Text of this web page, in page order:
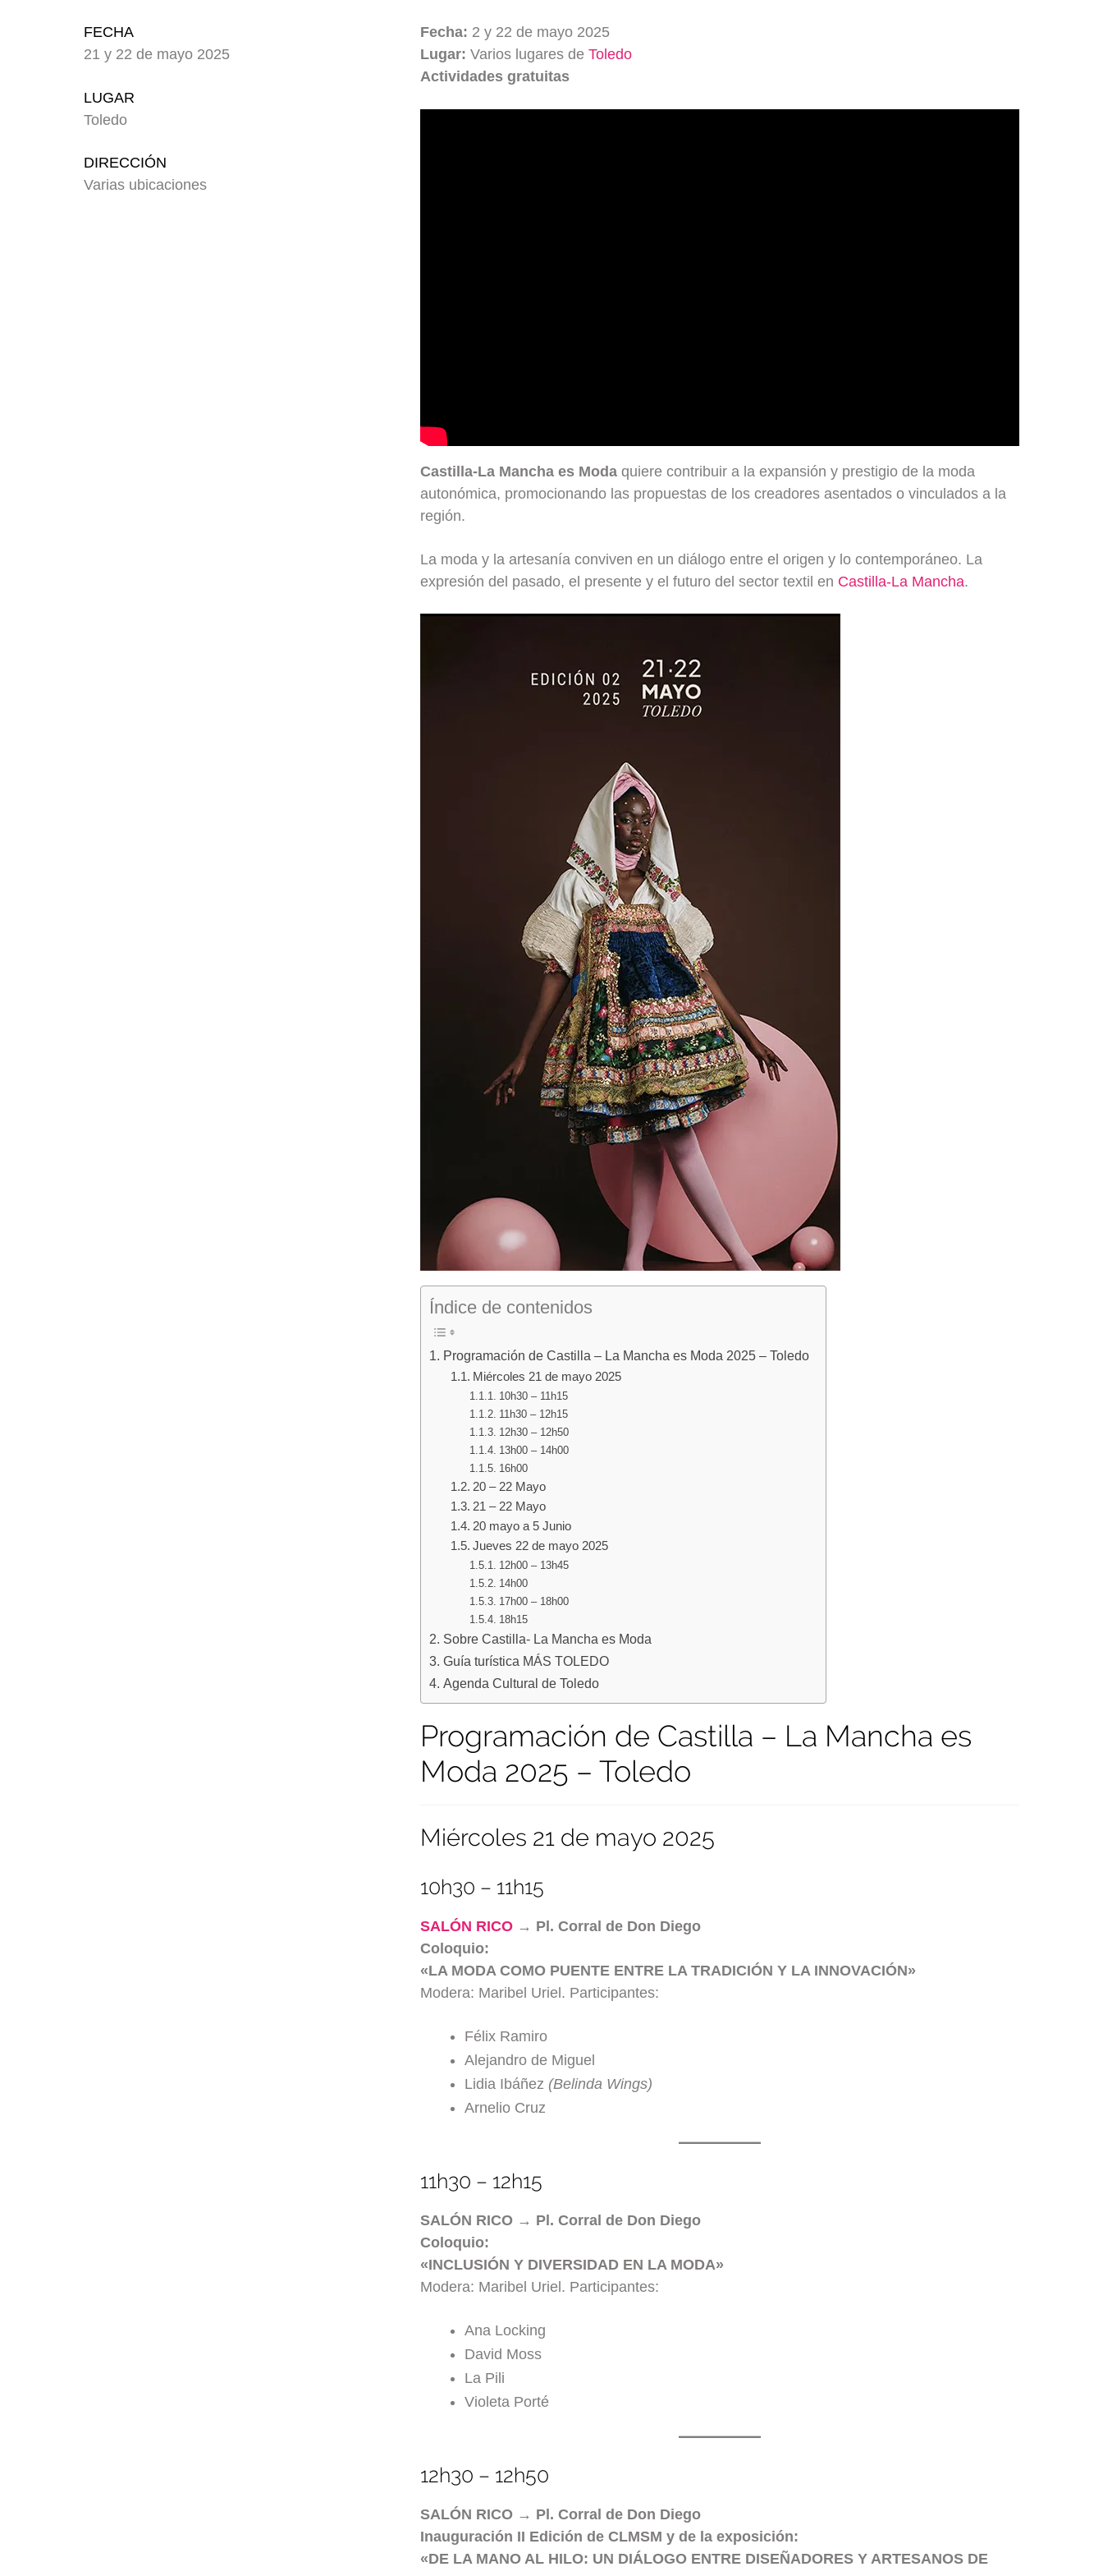
FECHA
21 y 22 de mayo 2025
LUGAR
Toledo
DIRECCIÓN
Varias ubicaciones
Fecha: 2 y 22 de mayo 2025
Lugar: Varios lugares deToledo
Actividades gratuitas
Castilla-La Mancha es Moda quiere contribuir a la expansión y prestigio de la moda
autonómica, promocionando las propuestas de los creadores asentados o vinculados a la
región.
La moda y la artesanía conviven en un diálogo entre el origen y lo contemporáneo. La
expresión del pasado, el presente y el futuro del sector textil en Castilla-La Mancha.
Índice de contenidos
Programación de Castilla – La Mancha es Moda 2025 – Toledo
Miércoles 21 de mayo 2025
10h30 – 11h15
11h30 – 12h15
12h30 – 12h50
13h00 – 14h00
16h00
20 – 22 Mayo
21 – 22 Mayo
20 mayo a 5 Junio
Jueves 22 de mayo 2025
12h00 – 13h45
14h00
17h00 – 18h00
18h15
Sobre Castilla- La Mancha es Moda
Guía turística MÁS TOLEDO
Agenda Cultural de Toledo
Programación de Castilla – La Mancha es
Moda 2025 – Toledo
Miércoles 21 de mayo 2025
10h30 – 11h15
SALÓN RICO → Pl. Corral de Don Diego
Coloquio:
«LA MODA COMO PUENTE ENTRE LA TRADICIÓN Y LA INNOVACIÓN»
Modera: Maribel Uriel. Participantes:
Félix Ramiro
Alejandro de Miguel
Lidia Ibáñez (Belinda Wings)
Arnelio Cruz
11h30 – 12h15
SALÓN RICO → Pl. Corral de Don Diego
Coloquio:
«INCLUSIÓN Y DIVERSIDAD EN LA MODA»
Modera: Maribel Uriel. Participantes:
Ana Locking
David Moss
La Pili
Violeta Porté
12h30 – 12h50
SALÓN RICO → Pl. Corral de Don Diego
Inauguración II Edición de CLMSM y de la exposición:
«DE LA MANO AL HILO: UN DIÁLOGO ENTRE DISEÑADORES Y ARTESANOS DE